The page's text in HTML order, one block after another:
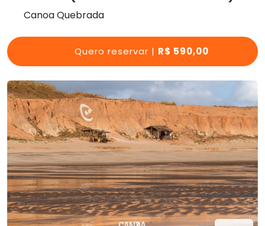
Canoa Quebrada
Quero reservar | R$ 590,00